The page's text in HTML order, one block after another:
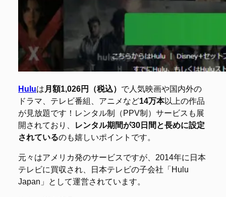
Huluは 月額1,026円（税込） で人気映画や国内外の
ドラマ、テレビ番組、アニメなど14万本以上の作品
が見放題です！レンタル制（PPV制）サービスも展
開されており、
レンタル期間が30日間と長めに設定
されているのも嬉しいポイントです。
元々はアメリカ発のサービスですが、2014年に日本
テレビに買収され、日本テレビの子会社「Hulu
Japan」として運営されています。